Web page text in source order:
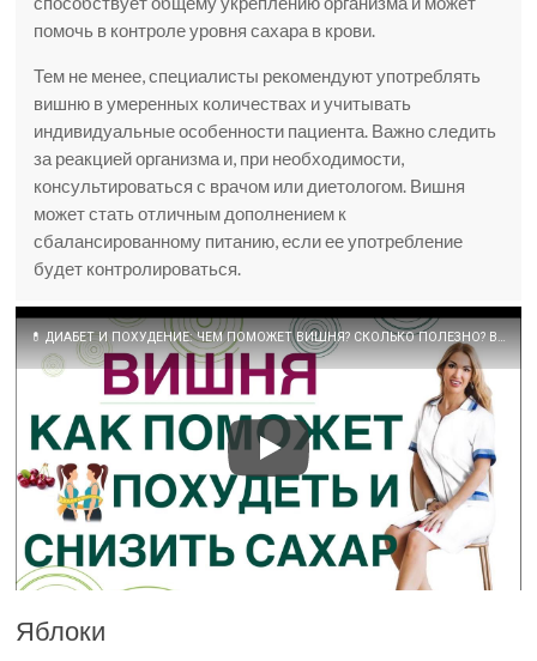
помочь в контроле уровня сахара в крови.
Тем не менее, специалисты рекомендуют употреблять
вишню в умеренных количествах и учитывать
индивидуальные особенности пациента. Важно следить
за реакцией организма и, при необходимости,
консультироваться с врачом или диетологом. Вишня
может стать отличным дополнением к
сбалансированному питанию, если ее употребление
будет контролироваться.
💊 ДИАБЕТ И ПОХУДЕНИЕ: ЧЕМ ПОМОЖЕТ ВИШНЯ? СКОЛЬКО ПОЛЕЗНО? Врач эндокринолог, диетолог Ольга Павлова.
Яблоки